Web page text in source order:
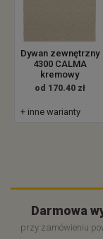
Dywan zewnętrzny
4300 CALMA
kremowy
od 170.40 zł
+ inne warianty
Darmowa
przy zamówieniu